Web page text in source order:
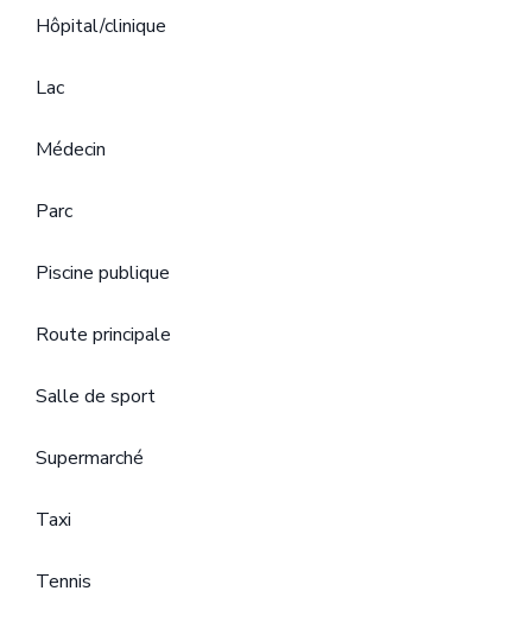
Hôpital/clinique
Lac
Médecin
Parc
Piscine publique
Route principale
Salle de sport
Supermarché
Taxi
Tennis